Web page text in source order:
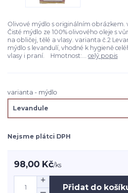
Olivové mýdlo s originálním obrázkem.
Čisté mýdlo ze 100% olivového oleje s
na obličej, tělé a vlasy. varianta č.2
mýdlo s levandulí, vhodné k hygieně
vlasy i praní. Hmotnost:... celý popis
varianta - mýdlo
Nejsme plátci DPH
98,00 Kč/ks
Přidat do